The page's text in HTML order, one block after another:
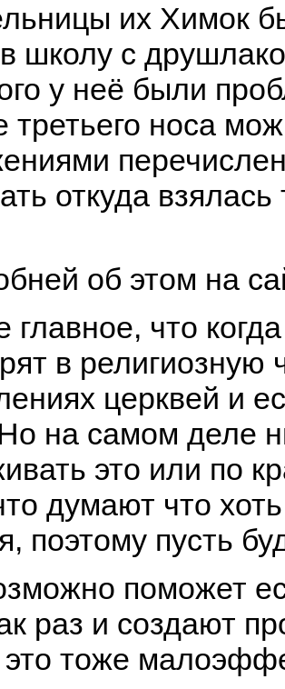
их Химок
школу с
у неё были
носа
откуда
об этом на
главное, что
в религиозную
церквей и
на самом деле
это или по
думают что
поэтому пусть
поможет
раз и создают
это тоже